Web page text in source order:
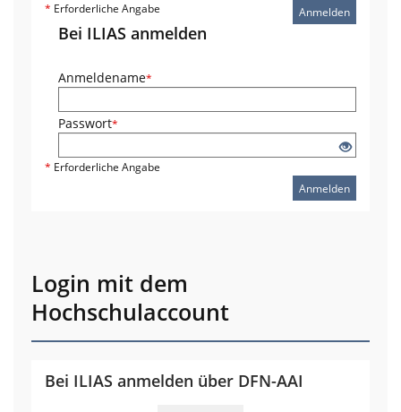
Anmelden
* Erforderliche Angabe
Bei ILIAS anmelden
Anmeldename*
Passwort*
* Erforderliche Angabe
Anmelden
Login mit dem
Hochschulaccount
Bei ILIAS anmelden über DFN-AAI